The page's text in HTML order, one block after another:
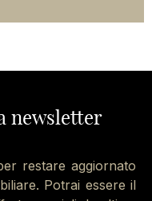
newsletter
restare aggiornato
Potrai essere il